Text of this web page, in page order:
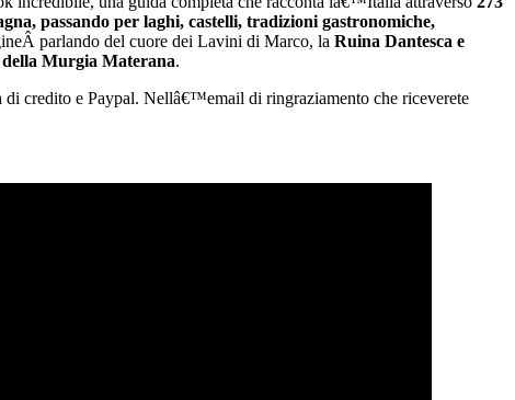
passando per laghi, castelli, tradizioni gastronomiche,
parlando del cuore dei Lavini di Marco, la Ruina Dantesca e
Murgia Materana.
di credito e Paypal. Nellâ€™email di ringraziamento che riceverete